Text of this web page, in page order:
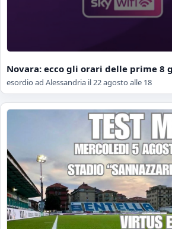
Novara: ecco gli orari delle prime 8
esordio ad Alessandria il 22 agosto alle 18